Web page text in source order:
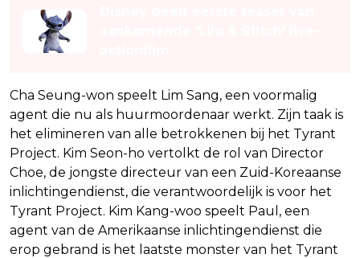
Cha Seung-won speelt Lim Sang, een voormalig
agent die nu als huurmoordenaar werkt. Zijn taak is
het elimineren van alle betrokkenen bij het Tyrant
Project. Kim Seon-ho vertolkt de rol van Director
Choe, de jongste directeur van een Zuid-Koreaanse
inlichtingendienst, die verantwoordelijk is voor het
Tyrant Project. Kim Kang-woo speelt Paul, een
agent van de Amerikaanse inlichtingendienst die
erop gebrand is het laatste monster van het Tyrant